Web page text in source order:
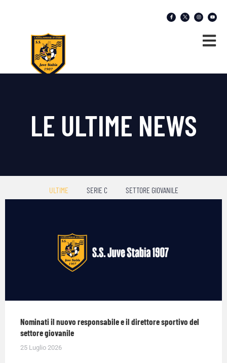
LE ULTIME NEWS
ULTIME SERIE C SETTORE GIOVANILE
Nominati il nuovo responsabile e il direttore sportivo del
settore giovanile
25 Luglio 2026